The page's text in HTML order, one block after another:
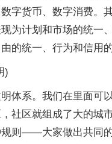
字货币、数字消费。
为计划和市场的统一
的统一、行为和信用的
)
体系。我们在里面可
社区就组成了大的城
规则——大家做出共同